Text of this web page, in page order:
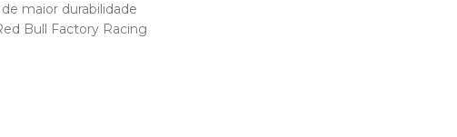
maior durabilidade
Bull Factory Racing